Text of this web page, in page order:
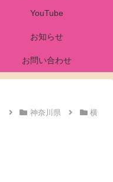
YouTube
お知らせ
お問い合わせ
神奈川県
横